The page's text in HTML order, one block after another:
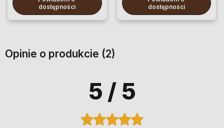
dostępności
dostępności
Opinie o produkcie (2)
5 / 5